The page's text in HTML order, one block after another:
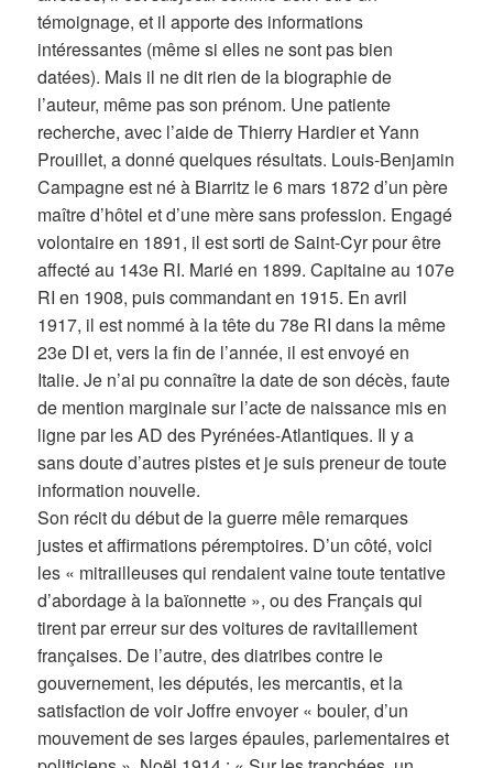
témoignage, et il apporte des informations
intéressantes (même si elles ne sont pas bien
datées). Mais il ne dit rien de la biographie de
l’auteur, même pas son prénom. Une patiente
recherche, avec l’aide de Thierry Hardier et Yann
Prouillet, a donné quelques résultats. Louis-Benjamin
Campagne est né à Biarritz le 6 mars 1872 d’un père
maître d’hôtel et d’une mère sans profession. Engagé
volontaire en 1891, il est sorti de Saint-Cyr pour être
affecté au 143e RI. Marié en 1899. Capitaine au 107e
RI en 1908, puis commandant en 1915. En avril
1917, il est nommé à la tête du 78e RI dans la même
23e DI et, vers la fin de l’année, il est envoyé en
Italie. Je n’ai pu connaître la date de son décès, faute
de mention marginale sur l’acte de naissance mis en
ligne par les AD des Pyrénées-Atlantiques. Il y a
sans doute d’autres pistes et je suis preneur de toute
information nouvelle.
Son récit du début de la guerre mêle remarques
justes et affirmations péremptoires. D’un côté, voici
les « mitrailleuses qui rendaient vaine toute tentative
d’abordage à la baïonnette », ou des Français qui
tirent par erreur sur des voitures de ravitaillement
françaises. De l’autre, des diatribes contre le
gouvernement, les députés, les mercantis, et la
satisfaction de voir Joffre envoyer « bouler, d’un
mouvement de ses larges épaules, parlementaires et